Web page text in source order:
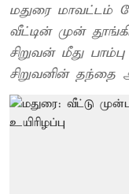
மதுரை மாவட்டம்
வீட்டின் முன்
சிறுவன் மீது
சிறுவனின் தந்தை